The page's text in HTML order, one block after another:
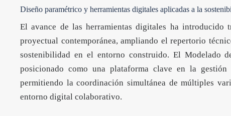
Diseño paramétrico y herramientas digitales aplicadas a la
El avance de las herramientas digitales ha introducido
proyectual contemporánea, ampliando el repertorio
sostenibilidad en el entorno construido. El Modelado
posicionado como una plataforma clave en la
permitiendo la coordinación simultánea de múltiples
entorno digital colaborativo.